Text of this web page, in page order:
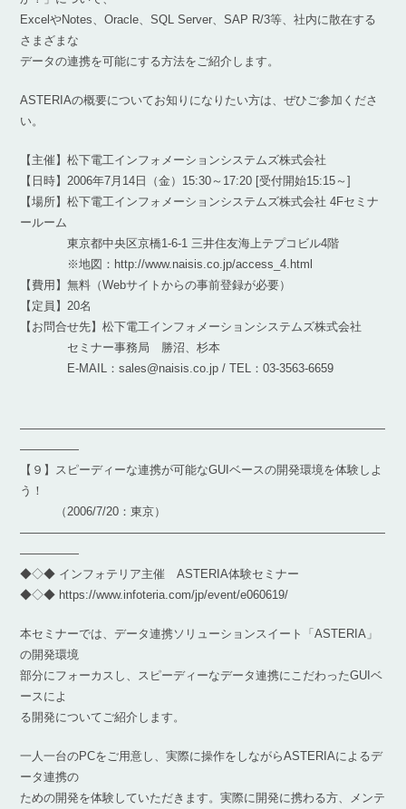
ExcelやNotes、Oracle、SQL Server、SAP R/3等、社内に散在する
さまざまな
データの連携を可能にする方法をご紹介します。
ASTERIAの概要についてお知りになりたい方は、ぜひご参加くださ
い。
【主催】松下電工インフォメーションシステムズ株式会社
【日時】2006年7月14日（金）15:30～17:20 [受付開始15:15～]
【場所】松下電工インフォメーションシステムズ株式会社 4Fセミナ
ールーム
東京都中央区京橋1-6-1 三井住友海上テプコビル4階
※地図：http://www.naisis.co.jp/access_4.html
【費用】無料（Webサイトからの事前登録が必要）
【定員】20名
【お問合せ先】松下電工インフォメーションシステムズ株式会社
セミナー事務局 勝沼、杉本
E-MAIL：sales@naisis.co.jp / TEL：03-3563-6659
―――――――――――――――――――――――――――――――
―――――
【９】スピーディーな連携が可能なGUIベースの開発環境を体験しよ
う！
（2006/7/20：東京）
―――――――――――――――――――――――――――――――
―――――
◆◇◆ インフォテリア主催 ASTERIA体験セミナー
◆◇◆ https://www.infoteria.com/jp/event/e060619/
本セミナーでは、データ連携ソリューションスイート「ASTERIA」
の開発環境
部分にフォーカスし、スピーディーなデータ連携にこだわったGUIベ
ースによ
る開発についてご紹介します。
一人一台のPCをご用意し、実際に操作をしながらASTERIAによるデ
ータ連携の
ための開発を体験していただきます。実際に開発に携わる方、メンテ